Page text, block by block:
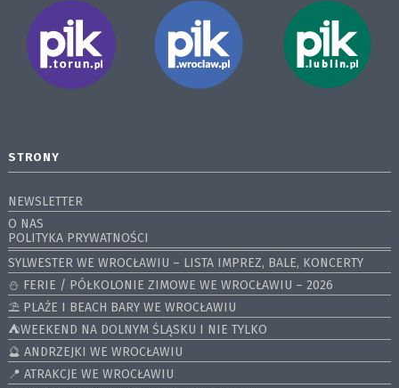
STRONY
NEWSLETTER
O NAS
POLITYKA PRYWATNOŚCI
SYLWESTER WE WROCŁAWIU – LISTA IMPREZ, BALE, KONCERTY
⛄️ FERIE / PÓŁKOLONIE ZIMOWE WE WROCŁAWIU – 2026
⛱️ PLAŻE I BEACH BARY WE WROCŁAWIU
⛺️WEEKEND NA DOLNYM ŚLĄSKU I NIE TYLKO
🔮 ANDRZEJKI WE WROCŁAWIU
📍 ATRAKCJE WE WROCŁAWIU